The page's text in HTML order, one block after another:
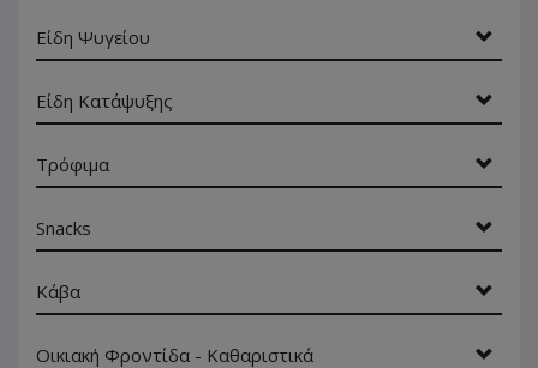
Είδη Ψυγείου
Είδη Κατάψυξης
Τρόφιμα
Snacks
Κάβα
Οικιακή Φροντίδα - Καθαριστικά